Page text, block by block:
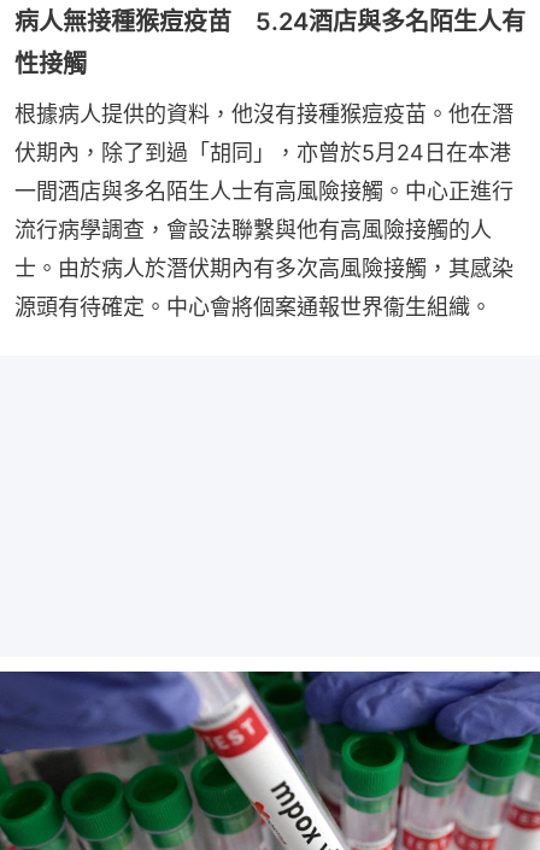
病人無接種猴痘疫苗 5.24酒店與多名陌生人有
性接觸
根據病人提供的資料，他沒有接種猴痘疫苗。他在潛
伏期內，除了到過「胡同」，亦曾於5月24日在本港
一間酒店與多名陌生人士有高風險接觸。中心正進行
流行病學調查，會設法聯繫與他有高風險接觸的人
士。由於病人於潛伏期內有多次高風險接觸，其感染
源頭有待確定。中心會將個案通報世界衞生組織。